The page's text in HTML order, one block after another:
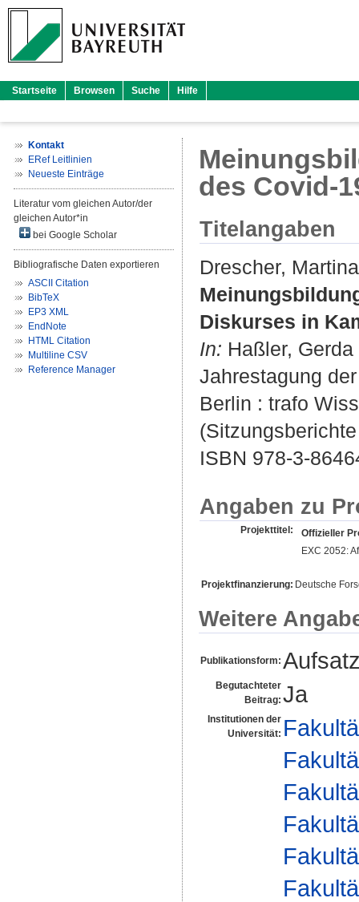
Startseite Browsen Suche Hilfe
Kontakt
ERef Leitlinien
Neueste Einträge
Literatur vom gleichen Autor/der
gleichen Autor*in
bei Google Scholar
Bibliografische Daten exportieren
ASCII Citation
BibTeX
EP3 XML
EndNote
HTML Citation
Multiline CSV
Reference Manager
des Covid-
Titelangaben
Drescher, Martina
Diskurses in
In: Haßler, Gerda
Jahrestagung
Berlin : trafo
ISBN 978-3-
Angaben zu
Projekttitel:
Offizieller
EXC 2052:
Projektfinanzierung: Deutsche
Weitere
Publikationsform:
Begutachteter
Beitrag: Ja
Institutionen der
Universität: